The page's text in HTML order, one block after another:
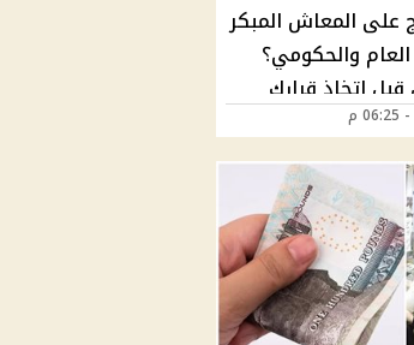
المعاش المبكر
العام والحكومي؟
اتخاذ قرارك